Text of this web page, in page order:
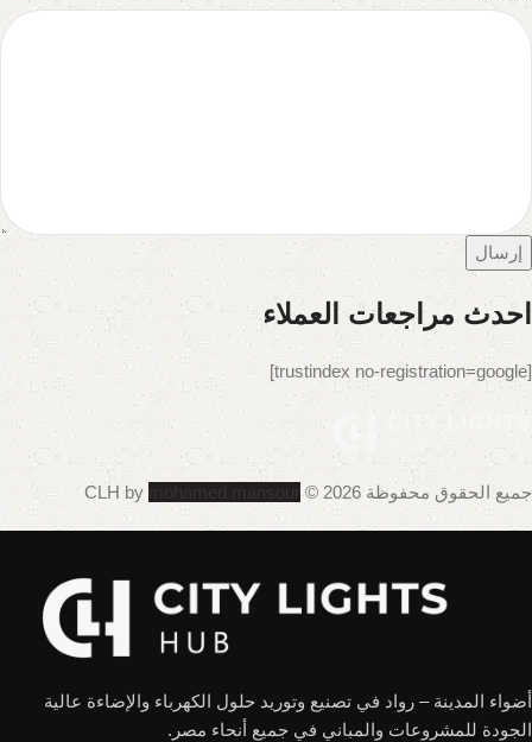
إرسال
احدث مراجعات العملاء
[trustindex no-registration=google]
جميع الحقوق محفوظة 2026 © CLH by
أضواء المدينة – رواد في تصنيع وتوريد حلول الكهرباء والإضاءة عالية
الجودة للمشروعات والمباني في جميع أنحاء مصر.